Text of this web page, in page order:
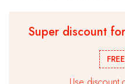
Super discount